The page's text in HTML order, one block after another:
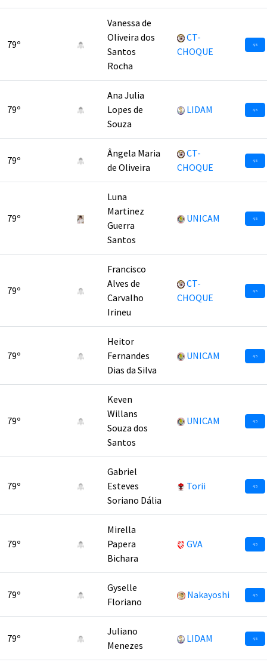
79º
Vanessa de
Oliveira dos
Santos
Rocha
CT-
CHOQUE
4,5
79º
Ana Julia
Lopes de
Souza
LIDAM 4,5
79º
Ângela Maria
de Oliveira
CT-
CHOQUE
4,5
79º
Luna
Martinez
Guerra
Santos
UNICAM 4,5
79º
Francisco
Alves de
Carvalho
Irineu
CT-
CHOQUE
4,5
79º
Heitor
Fernandes
Dias da Silva
UNICAM 4,5
79º
Keven
Willans
Souza dos
Santos
UNICAM 4,5
79º
Gabriel
Esteves
Soriano Dália
Torii 4,5
79º
Mirella
Papera
Bichara
GVA 4,5
79º
Gyselle
Floriano
Nakayoshi 4,5
79º
Juliano
Menezes
LIDAM 4,5